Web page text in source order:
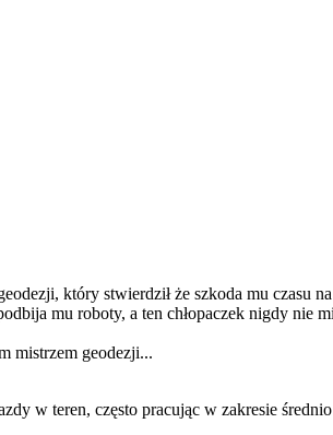
który stwierdził że szkoda mu
mu roboty, a ten chłopaczek nigdy nie
mistrzem geodezji...
w teren, często pracując w zakresie